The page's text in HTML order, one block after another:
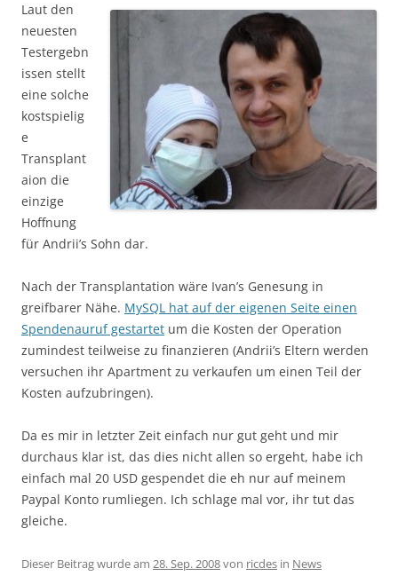
Laut den
neuesten
Testergebn
issen stellt
eine solche
kostspielig
e
Transplant
aion die
einzige
Hoffnung
für Andrii’s Sohn dar.
Nach der Transplantation wäre Ivan’s Genesung in
greifbarer Nähe. MySQL hat auf der eigenen Seite einen
Spendenauruf gestartet um die Kosten der Operation
zumindest teilweise zu finanzieren (Andrii’s Eltern werden
versuchen ihr Apartment zu verkaufen um einen Teil der
Kosten aufzubringen).
Da es mir in letzter Zeit einfach nur gut geht und mir
durchaus klar ist, das dies nicht allen so ergeht, habe ich
einfach mal 20 USD gespendet die eh nur auf meinem
Paypal Konto rumliegen. Ich schlage mal vor, ihr tut das
gleiche.
Dieser Beitrag wurde am 28. Sep. 2008von ricdes in News